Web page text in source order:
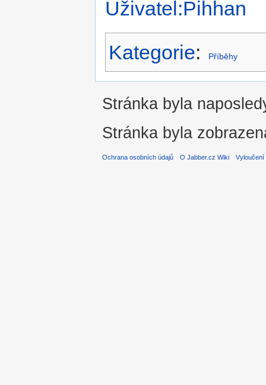
Uživatel:Pihhan
Kategorie: Příběhy
Stránka byla
Stránka byla
Ochrana osobních údajů O Jabber.cz Wiki Vyloučení